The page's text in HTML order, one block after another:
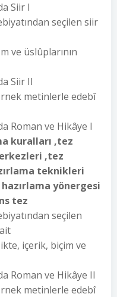
Siir I
seçilen siir
ve üslûplarının
Siir II
metinlerle edebî
Roman ve Hikâye I
kuralları ,tez
,tez
teknikleri
yönergesi
tez
seçilen
içerik, biçim ve
Roman ve Hikâye II
metinlerle edebî